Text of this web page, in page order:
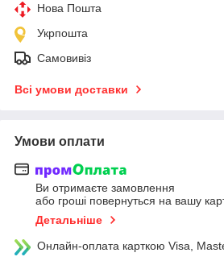
Нова Пошта
Укрпошта
Самовивіз
Всі умови доставки
Умови оплати
Ви отримаєте замовлення
або гроші повернуться на вашу
Детальніше
Онлайн-оплата карткою Visa,